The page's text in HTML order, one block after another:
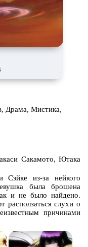
Драма, Мистика,
Сакамото, Ютака
Сэйке из-за нейкого
была брошена
и не было найдено.
расползаться слухи о
причинами